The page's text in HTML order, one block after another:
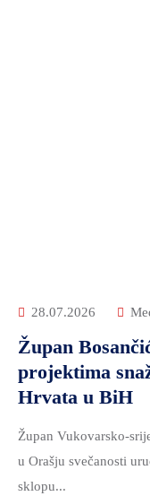
28.07.2026
Župan
projektima
Hrvata u BiH
Župan Vukovarsko-
u Orašju svečanosti
sklopu...